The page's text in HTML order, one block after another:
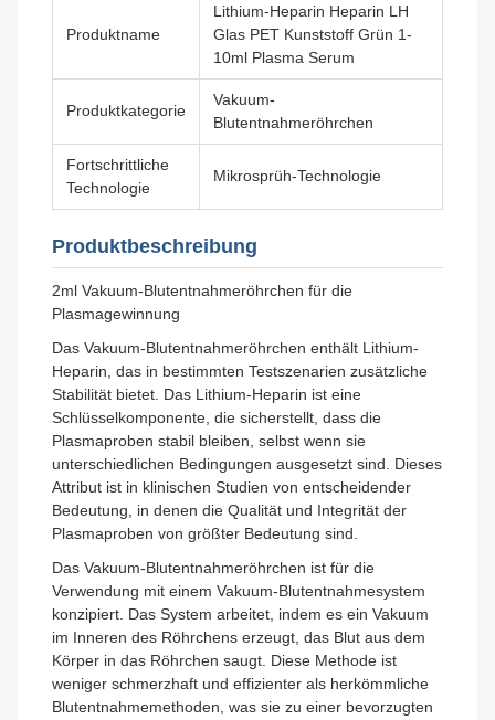
Produktname
Lithium-Heparin Heparin LH
Glas PET Kunststoff Grün 1-
10ml Plasma Serum
Produktkategorie
Vakuum-
Blutentnahmeröhrchen
Fortschrittliche
Technologie
Mikrosprüh-Technologie
Produktbeschreibung
2ml Vakuum-Blutentnahmeröhrchen für die
Plasmagewinnung
Das Vakuum-Blutentnahmeröhrchen enthält Lithium-
Heparin, das in bestimmten Testszenarien zusätzliche
Stabilität bietet. Das Lithium-Heparin ist eine
Schlüsselkomponente, die sicherstellt, dass die
Plasmaproben stabil bleiben, selbst wenn sie
unterschiedlichen Bedingungen ausgesetzt sind. Dieses
Attribut ist in klinischen Studien von entscheidender
Bedeutung, in denen die Qualität und Integrität der
Plasmaproben von größter Bedeutung sind.
Das Vakuum-Blutentnahmeröhrchen ist für die
Verwendung mit einem Vakuum-Blutentnahmesystem
konzipiert. Das System arbeitet, indem es ein Vakuum
im Inneren des Röhrchens erzeugt, das Blut aus dem
Körper in das Röhrchen saugt. Diese Methode ist
weniger schmerzhaft und effizienter als herkömmliche
Blutentnahmemethoden, was sie zu einer bevorzugten